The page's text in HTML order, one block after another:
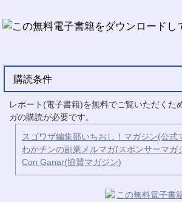
購読条件
レポート(電子書籍)を無料でご覧いただくた
ガの購読が必要です。
スゴワザ編集部いちおし！マガジン(公式
わかチンの副業メルマガ(スポンサーマガ
Con Ganar(協賛マガジン)